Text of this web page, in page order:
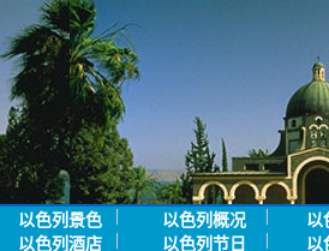
以色列景色 以色列概况 以
以色列酒店 以色列节日 以